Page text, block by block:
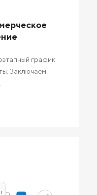
график
Заключаем